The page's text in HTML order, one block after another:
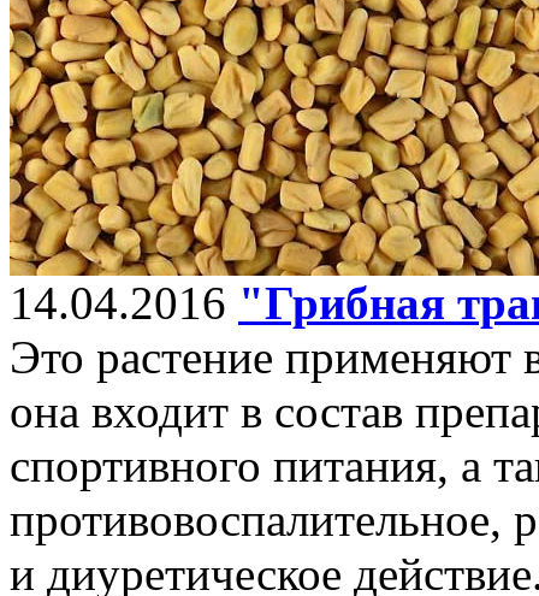
14.04.2016 "Грибная
Это растение
она входит в состав
спортивного питания, а
противовоспалительное,
и диуретическое